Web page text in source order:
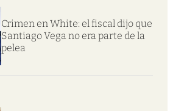
Crimen en White: el fiscal dijo que
Santiago Vega no era parte de la
pelea